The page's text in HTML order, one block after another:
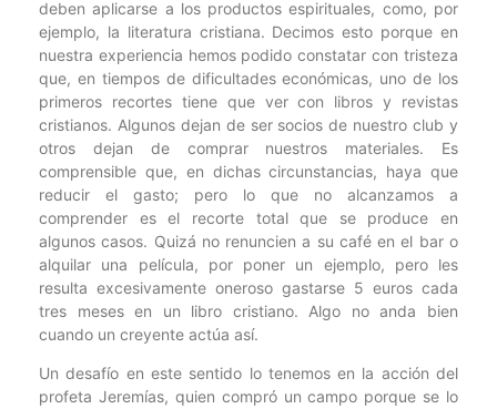
deben aplicarse a los productos espirituales, como, por
ejemplo, la literatura cristiana. Decimos esto porque en
nuestra experiencia hemos podido constatar con tristeza
que, en tiempos de dificultades económicas, uno de los
primeros recortes tiene que ver con libros y revistas
cristianos. Algunos dejan de ser socios de nuestro club y
otros dejan de comprar nuestros materiales. Es
comprensible que, en dichas circunstancias, haya que
reducir el gasto; pero lo que no alcanzamos a
comprender es el recorte total que se produce en
algunos casos. Quizá no renuncien a su café en el bar o
alquilar una película, por poner un ejemplo, pero les
resulta excesivamente oneroso gastarse 5 euros cada
tres meses en un libro cristiano. Algo no anda bien
cuando un creyente actúa así.
Un desafío en este sentido lo tenemos en la acción del
profeta Jeremías, quien compró un campo porque se lo